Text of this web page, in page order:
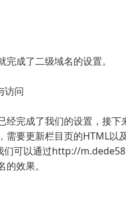
完成了二级域名的设置。
问
经完成了我们的设置，接下
需要更新栏目页的HTML以
们可以通过http://
的效果。